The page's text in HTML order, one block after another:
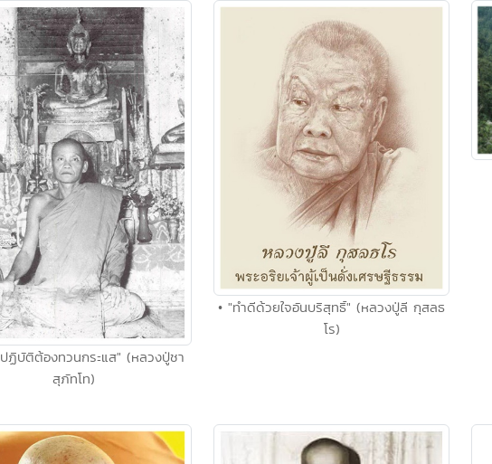
ฏิบัติต้องทวนกระแส" (หลวงปู่ชา
สุภัทโท)
• "ทำดีด้วยใจอันบริสุทธิ์" (หลวงปู่ลี กุสลธ
โร)